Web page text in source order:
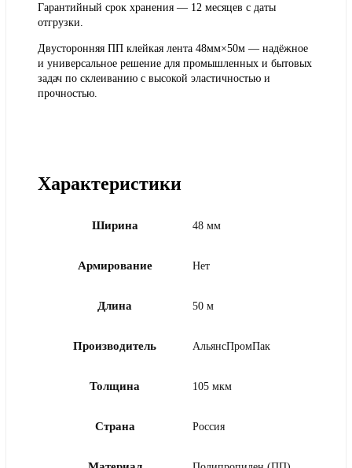
Гарантийный срок хранения — 12 месяцев с даты
отгрузки.
Двусторонняя ПП клейкая лента 48мм×50м — надёжное
и универсальное решение для промышленных и бытовых
задач по склеиванию с высокой эластичностью и
прочностью.
Характеристики
Ширина 48 мм
Армирование Нет
Длина 50 м
Производитель АльянсПромПак
Толщина 105 мкм
Страна Россия